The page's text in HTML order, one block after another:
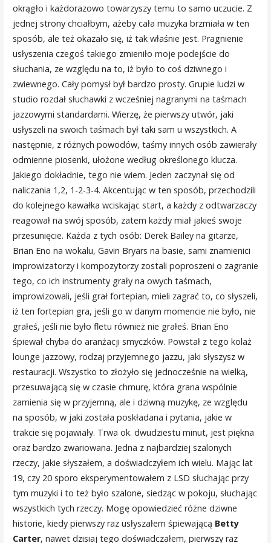
okrągło i każdorazowo towarzyszy temu to samo uczucie. Z
jednej strony chciałbym, ażeby cała muzyka brzmiała w ten
sposób, ale też okazało się, iż tak właśnie jest. Pragnienie
usłyszenia czegoś takiego zmieniło moje podejście do
słuchania, ze względu na to, iż było to coś dziwnego i
zwiewnego. Cały pomysł był bardzo prosty. Grupie ludzi w
studio rozdał słuchawki z wcześniej nagranymi na taśmach
jazzowymi standardami. Wierzę, że pierwszy utwór, jaki
usłyszeli na swoich taśmach był taki sam u wszystkich. A
następnie, z różnych powodów, taśmy innych osób zawierały
odmienne piosenki, ułożone według określonego klucza.
Jakiego dokładnie, tego nie wiem. Jeden zaczynał się od
naliczania 1,2, 1-2-3-4. Akcentując w ten sposób, przechodzili
do kolejnego kawałka wciskając start, a każdy z odtwarzaczy
reagował na swój sposób, zatem każdy miał jakieś swoje
przesunięcie. Każda z tych osób: Derek Bailey na gitarze,
Brian Eno na wokalu, Gavin Bryars na basie, sami znamienici
improwizatorzy i kompozytorzy zostali poproszeni o zagranie
tego, co ich instrumenty grały na owych taśmach,
improwizowali, jeśli grał fortepian, mieli zagrać to, co słyszeli,
iż ten fortepian gra, jeśli go w danym momencie nie było, nie
grałeś, jeśli nie było fletu również nie grałeś. Brian Eno
śpiewał chyba do aranżacji smyczków. Powstał z tego kolaż
lounge jazzowy, rodzaj przyjemnego jazzu, jaki słyszysz w
restauracji. Wszystko to złożyło się jednocześnie na wielką,
przesuwającą się w czasie chmurę, która grana wspólnie
zamienia się w przyjemną, ale i dziwną muzykę, ze względu
na sposób, w jaki została poskładana i pytania, jakie w
trakcie się pojawiały. Trwa ok. dwudziestu minut, jest piękna
oraz bardzo zwariowana. Jedna z najbardziej szalonych
rzeczy, jakie słyszałem, a doświadczyłem ich wielu. Mając lat
19, czy 20 sporo eksperymentowałem z LSD słuchając przy
tym muzyki i to też było szalone, siedząc w pokoju, słuchając
wszystkich tych rzeczy. Mogę opowiedzieć różne dziwne
historie, kiedy pierwszy raz usłyszałem śpiewającą Betty
Carter, nawet dzisiaj tego doświadczałem, pierwszy raz